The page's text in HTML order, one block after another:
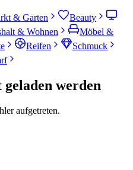
& Garten
Beauty
& Wohnen
Möbel &
Reifen
Schmuck
werden
aufgetreten.